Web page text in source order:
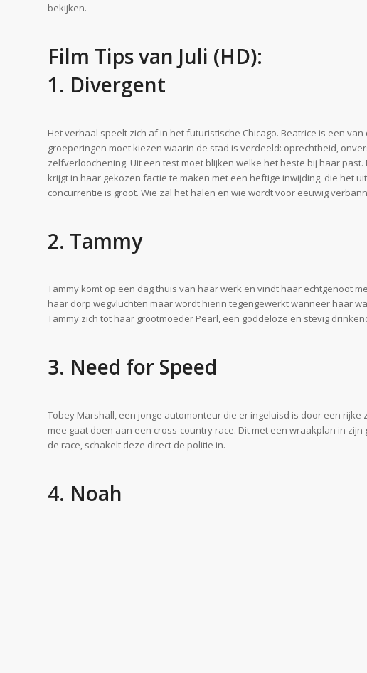
bekijken.
Film Tips van Juli (HD):
1. Divergent
Het verhaal speelt zich af in het futuristische Chicago. Beatrice is een
groeperingen moet kiezen waarin de stad is verdeeld: oprechtheid,
zelfverloochening. Uit een test moet blijken welke het beste bij haar
krijgt in haar gekozen factie te maken met een heftige inwijding, die het
concurrentie is groot. Wie zal het halen en wie wordt voor eeuwig
2. Tammy
Tammy komt op een dag thuis van haar werk en vindt haar echtgenoot
haar dorp wegvluchten maar wordt hierin tegengewerkt wanneer haar
Tammy zich tot haar grootmoeder Pearl, een goddeloze en stevig
3. Need for Speed
Tobey Marshall, een jonge automonteur die er ingeluisd is door een
mee gaat doen aan een cross-country race. Dit met een wraakplan in
de race, schakelt deze direct de politie in.
4. Noah